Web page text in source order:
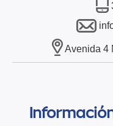
Avenida 4